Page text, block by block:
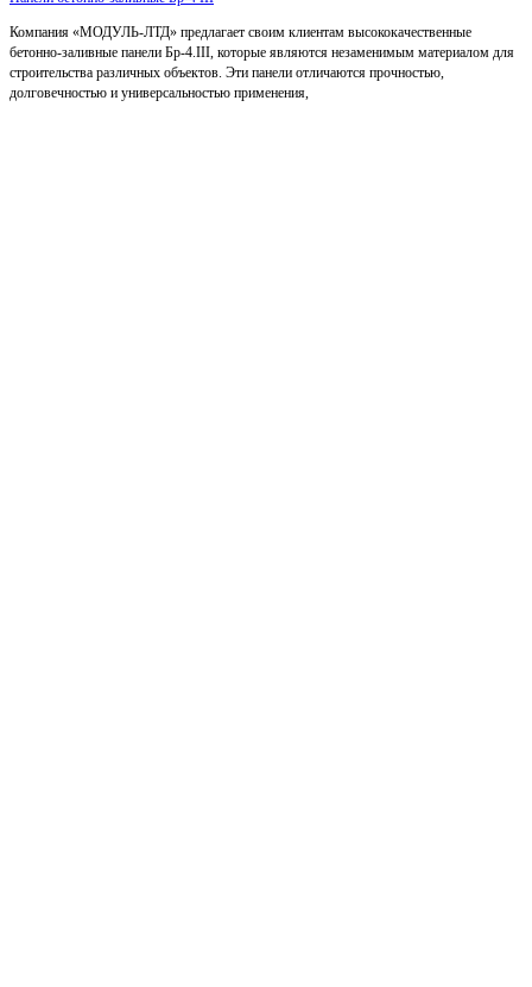
Компания «МОДУЛЬ-ЛТД» предлагает своим клиентам высококачественные
бетонно-заливные панели Бр-4.III, которые являются незаменимым материалом для
строительства различных объектов. Эти панели отличаются прочностью,
долговечностью и универсальностью применения,